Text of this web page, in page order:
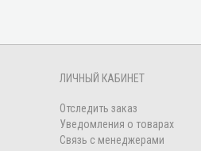
ЛИЧНЫЙ КАБИНЕТ
Отследить заказ
Уведомления о товарах
Связь с менеджерами